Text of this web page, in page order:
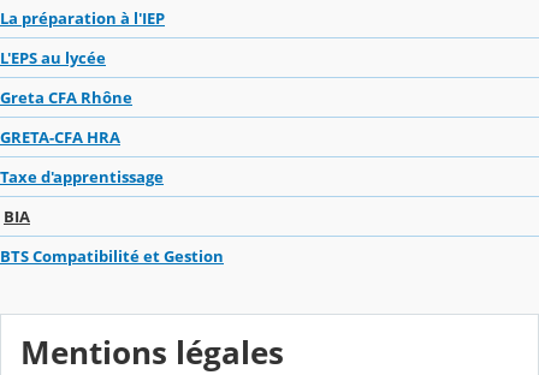
La préparation à l'IEP
L'EPS au lycée
Greta CFA Rhône
GRETA-CFA HRA
Taxe d'apprentissage
BIA
BTS Compatibilité et Gestion
Mentions légales